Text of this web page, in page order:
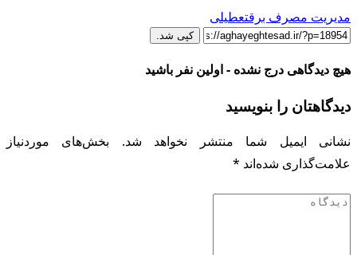
مدیریت مصرف برقتعطیلی
کپی شد.
هیچ دیدگاهی درج نشده - اولین نفر باشید
دیدگاهتان را بنویسید
نشانی ایمیل شما منتشر نخواهد شد.
بخش‌های موردنیاز
علامت‌گذاری شده‌اند *